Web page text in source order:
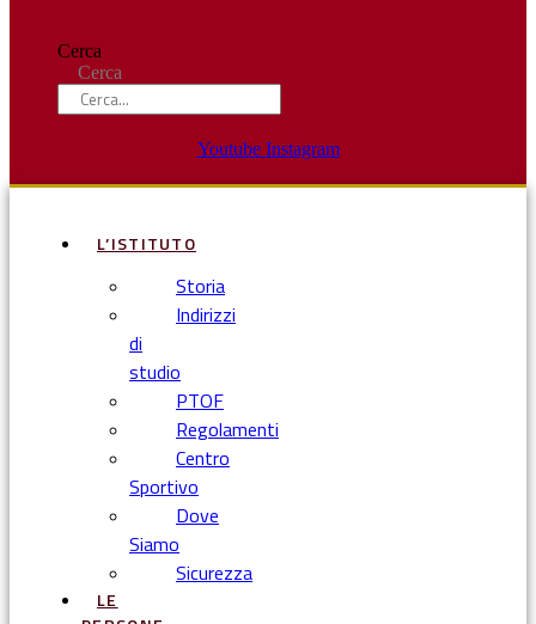
Cerca
Cerca
Youtube Instagram
L’ISTITUTO
Storia
Indirizzi
di
studio
PTOF
Regolamenti
Centro
Sportivo
Dove
Siamo
Sicurezza
LE